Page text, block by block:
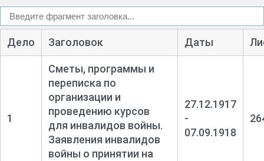
Дело Заголовок Даты
1
Сметы, программы и
переписка по
организации и
проведению курсов
для инвалидов войны.
Заявления инвалидов
войны о принятии на
27.12.1917
-
07.09.1918